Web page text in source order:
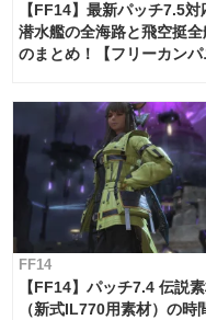
【FF14】最新パッチ7.5対
潜水艦の全海路と飛空挺全
のまとめ！【フリーカンパ
FF14
【FF14】パッチ7.4 伝説
（新式IL770用素材）の時